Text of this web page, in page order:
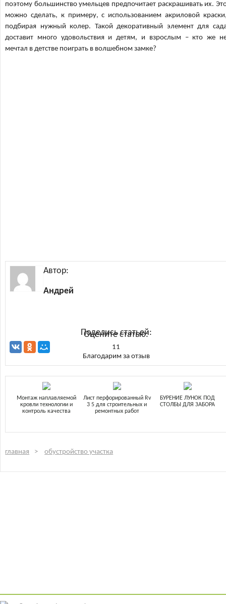
поэтому большинство умельцев предпочитает раскрашивать их.
можно сделать, к примеру, с использованием акриловой
подбирая нужный колер. Такой декоративный элемент для
доставит много удовольствия и детям, и взрослым – кто же
мечтал в детстве поиграть в волшебном замке?
Автор:
Андрей
Поделись статьей:
Оцените статью:
11
Благодарим за отзыв
Монтаж наплавляемой
кровли технологии и
контроль качества
Лист перфорированный Rv
3 5 для строительных и
ремонтных работ
БУРЕНИЕ ЛУНОК ПОД
СТОЛБЫ ДЛЯ ЗАБОРА
главная обустройство участка